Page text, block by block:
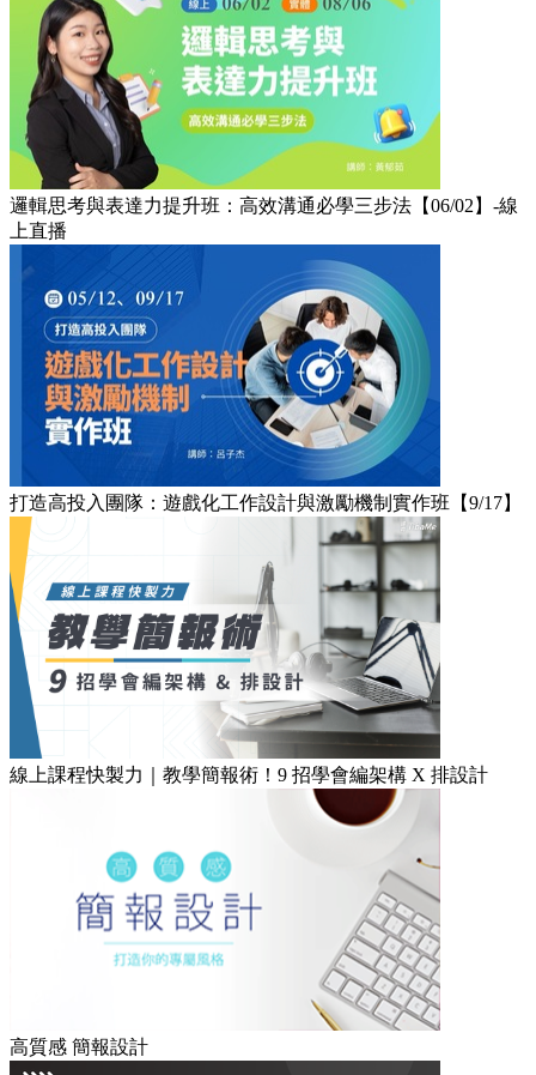
邏輯思考與表達力提升班：高效溝通必學三步法【06/02】-線
上直播
打造高投入團隊：遊戲化工作設計與激勵機制實作班【9/17】
線上課程快製力｜教學簡報術！9 招學會編架構 X 排設計
高質感 簡報設計